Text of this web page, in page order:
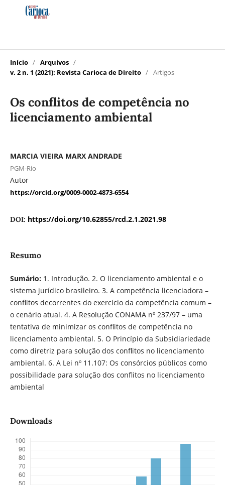
Início / Arquivos /
v. 2 n. 1 (2021): Revista Carioca de Direito / Artigos
Os conflitos de competência no
licenciamento ambiental
MARCIA VIEIRA MARX ANDRADE
PGM-Rio
Autor
https://orcid.org/0009-0002-4873-6554
DOI: https://doi.org/10.62855/rcd.2.1.2021.98
Resumo
Sumário:1. Introdução. 2. O licenciamento ambiental e o
sistema jurídico brasileiro. 3. A competência licenciadora –
conflitos decorrentes do exercício da competência comum –
o cenário atual. 4. A Resolução CONAMA nº 237/97 – uma
tentativa de minimizar os conflitos de competência no
licenciamento ambiental. 5. O Princípio da Subsidiariedade
como diretriz para solução dos conflitos no licenciamento
ambiental. 6. A Lei nº 11.107: Os consórcios públicos como
possibilidade para solução dos conflitos no licenciamento
ambiental
Downloads